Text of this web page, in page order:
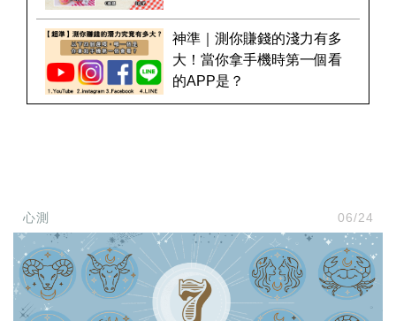
神準｜測你賺錢的淺力有多
大！當你拿手機時第一個看
的APP是？
心測 06/24